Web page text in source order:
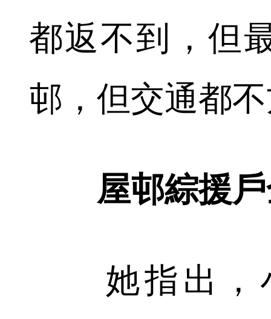
都返不到，但
邨，但交通都
屋邨綜援戶
她指出，